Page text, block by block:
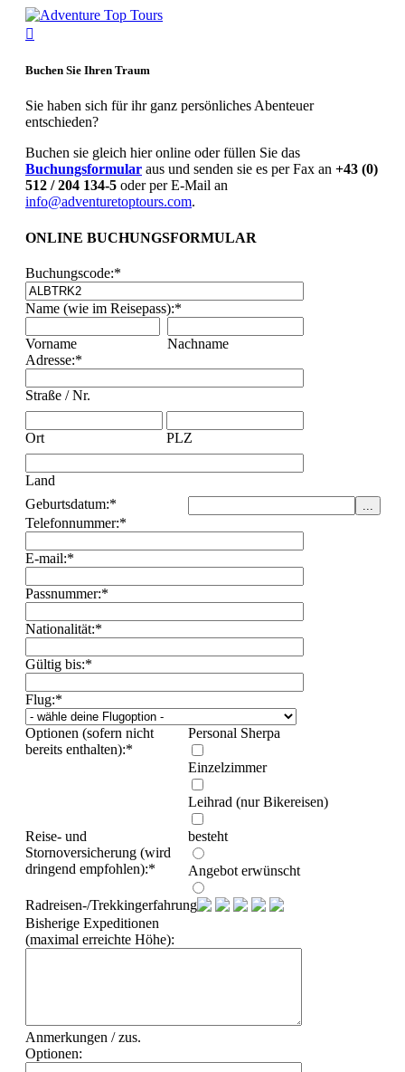
Über Uns
Was wir anbieten
Unsere Guides
Fotoreisen
Landschaftsfotografie
Bolivien-Chile-Argentinien
Iran
Tiere
Uganda-Gorilla
Land und Leute
Peru / Bolivien
Spezial
Äthiopien
Japan Vulkanreise
Bald im Programm...Kamtschatka
Albanien
Andorra
Italien
Trekking
Argentinien
Bolivien
Peru
Huayhuash
Asien
Bhutan
Indien/ Ladakh
Afrika
Mt Meru+Kilimanjaro
6 Tage Marangu Route
Buchen Sie Ihren Traum
Sie haben sich für ihr ganz persönliches Abenteuer
entschieden?
Buchen sie gleich hier online oder füllen Sie das
Buchungsformular aus und senden sie es per Fax an +43 (0)
512 / 204 134-5 oder per E-Mail an
info@adventuretoptours.com.
ONLINE BUCHUNGSFORMULAR
Buchungscode:*
Name (wie im Reisepass):*
Vorname
Nachname
Adresse:*
Straße / Nr.
Ort PLZ
Land
Geburtsdatum:*
Telefonnummer:*
E-mail:*
Passnummer:*
Nationalität:*
Gültig bis:*
Flug:*
Optionen (sofern nicht
bereits enthalten):*
Personal Sherpa
Einzelzimmer
Leihrad (nur Bikereisen)
Reise- und
Stornoversicherung (wird
dringend empfohlen):*
besteht
Angebot erwünscht
Radreisen-/Trekkingerfahrung:
Bisherige Expeditionen
(maximal erreichte Höhe):
Anmerkungen / zus.
Optionen: